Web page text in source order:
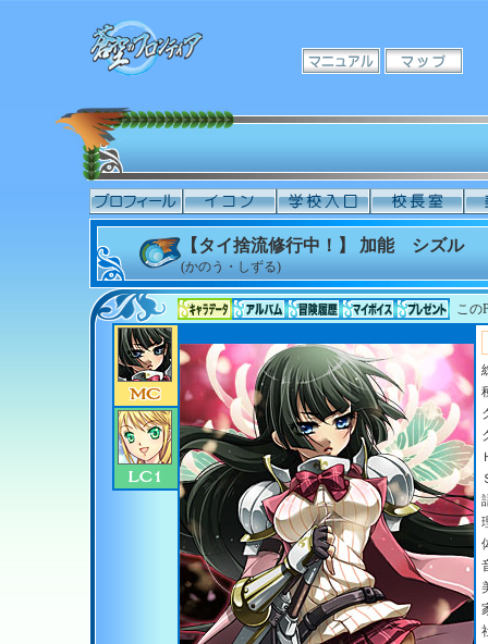
【タイ捨流修行中！】 加能 シズル
(かのう・しずる)
この